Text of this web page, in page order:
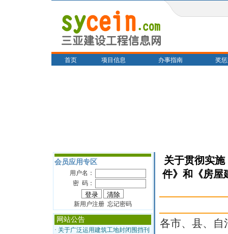
首页 项目信息 办事指南 奖
会员应用专区
用户名：
密 码：
新用户注册 忘记密码
网站公告
· 关于广泛运用建筑工地封闭围挡刊
关于贯彻实
件》和《房屋
各市、县、自